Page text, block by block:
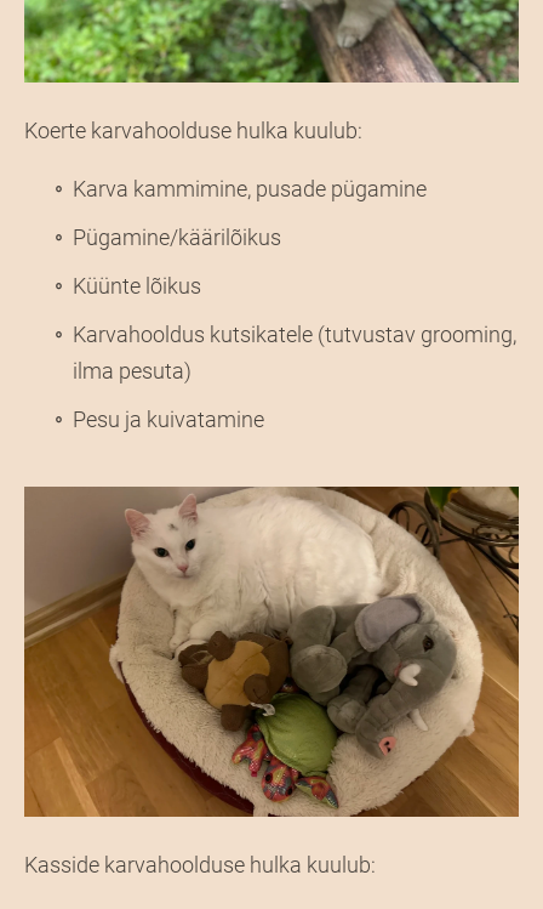
Koerte karvahoolduse hulka kuulub:
Karva kammimine, pusade pügamine
Pügamine/käärilõikus
Küünte lõikus
Karvahooldus kutsikatele (tutvustav grooming,
ilma pesuta)
Pesu ja kuivatamine
Kasside karvahoolduse hulka kuulub: